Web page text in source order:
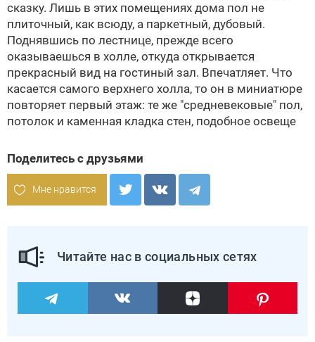
сказку. Лишь в этих помещениях дома пол не
плиточный, как всюду, а паркетный, дубовый.
Поднявшись по лестнице, прежде всего
оказываешься в холле, откуда открывается
прекрасный вид на гостиный зал. Впечатляет. Что
касается самого верхнего холла, то он в миниатюре
повторяет первый этаж: те же "средневековые" пол,
потолок и каменная кладка стен, подобное освеще
Поделитесь с друзьями
Мне нравится
Читайте нас в социальных сетях